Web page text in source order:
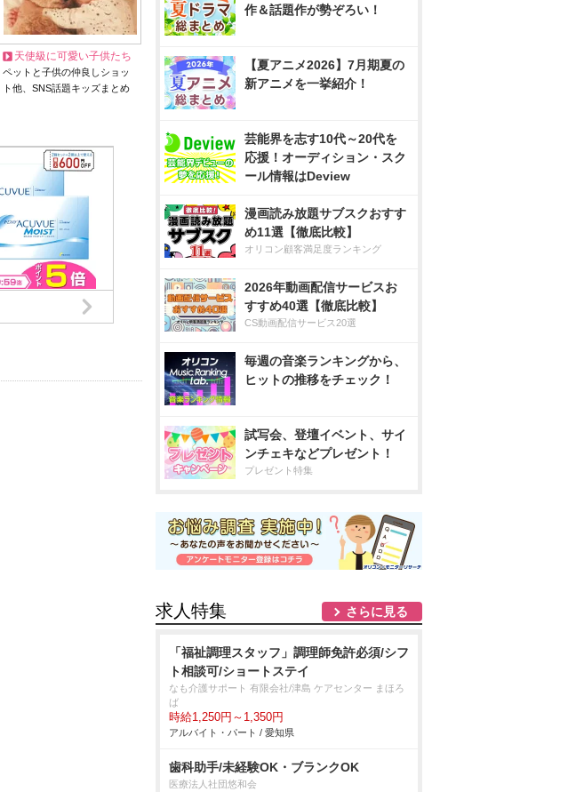
天使級に可愛い子供たち
ペットと子供の仲良しショッ
ト他、SNS話題キッズまとめ
作＆話題作が勢ぞろい！
【夏アニメ2026】7月期夏の
新アニメを一挙紹介！
芸能界を志す10代～20代を
応援！オーディション・スク
ール情報はDeview
漫画読み放題サブスクおすす
め11選【徹底比較】
オリコン顧客満足度ランキング
2026年動画配信サービスお
すすめ40選【徹底比較】
CS動画配信サービス20選
毎週の音楽ランキングから、
ヒットの推移をチェック！
試写会、登壇イベント、サイ
ンチェキなどプレゼント！
プレゼント特集
求人特集 さらに見る
「福祉調理スタッフ」調理師免許必須/シフ
ト相談可/ショートステイ
なも介護サポート 有限会社/津島 ケアセンター まほろ
ば
時給1,250円～1,350円
アルバイト・パート / 愛知県
歯科助手/未経験OK・ブランクOK
医療法人社団悠和会